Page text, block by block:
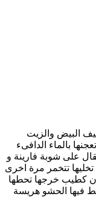
البيض والزيت
بالماء الدافىء
على شوبة فارينة و
تتخمر مرة اخرى
كطيب خرجها تحطها
فيها الحشو هريسة